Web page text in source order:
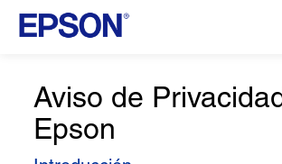
Aviso de
Epson